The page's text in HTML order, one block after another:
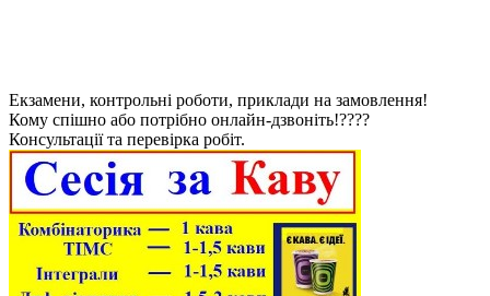
Екзамени, контрольні роботи, приклади на замовлення!
Кому спішно або потрібно онлайн-дзвоніть!????
Консультації та перевірка робіт.